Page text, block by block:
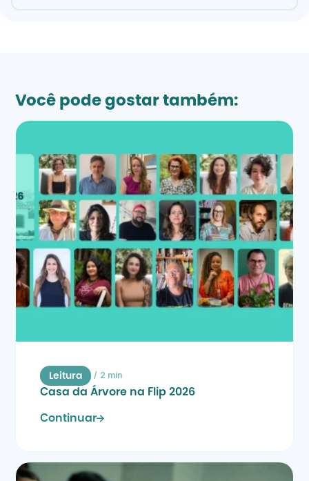
Você pode gostar também:
Leitura / 2 min
Casa da Árvore na Flip 2026
Continuar